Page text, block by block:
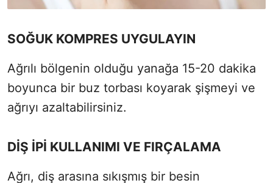
SOĞUK KOMPRES UYGULAYIN
Ağrılı bölgenin olduğu yanağa 15-20 dakika
boyunca bir buz torbası koyarak şişmeyi ve
ağrıyı azaltabilirsiniz.
DİŞ İPİ KULLANIMI VE FIRÇALAMA
Ağrı, diş arasına sıkışmış bir besin